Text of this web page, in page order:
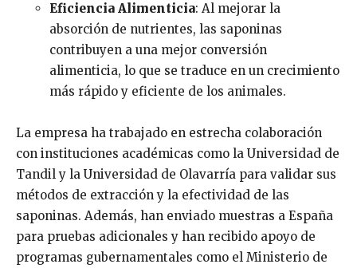
Eficiencia Alimenticia: Al mejorar la
absorción de nutrientes, las saponinas
contribuyen a una mejor conversión
alimenticia, lo que se traduce en un crecimiento
más rápido y eficiente de los animales.
La empresa ha trabajado en estrecha colaboración
con instituciones académicas como la Universidad de
Tandil y la Universidad de Olavarría para validar sus
métodos de extracción y la efectividad de las
saponinas. Además, han enviado muestras a España
para pruebas adicionales y han recibido apoyo de
programas gubernamentales como el Ministerio de